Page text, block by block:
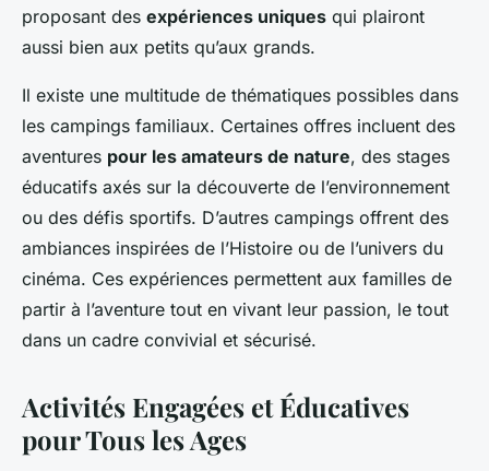
proposant des expériences uniques qui plairont
aussi bien aux petits qu’aux grands.
Il existe une multitude de thématiques possibles dans
les campings familiaux. Certaines offres incluent des
aventures pour les amateurs de nature, des stages
éducatifs axés sur la découverte de l’environnement
ou des défis sportifs. D’autres campings offrent des
ambiances inspirées de l’Histoire ou de l’univers du
cinéma. Ces expériences permettent aux familles de
partir à l’aventure tout en vivant leur passion, le tout
dans un cadre convivial et sécurisé.
Activités Engagées et Éducatives
pour Tous les Ages